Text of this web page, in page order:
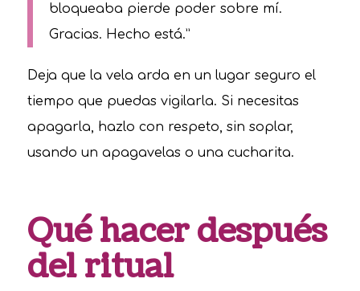
bloqueaba pierde poder sobre mí.
Gracias. Hecho está.”
Deja que la vela arda en un lugar seguro el
tiempo que puedas vigilarla. Si necesitas
apagarla, hazlo con respeto, sin soplar,
usando un apagavelas o una cucharita.
Qué hacer después
del ritual